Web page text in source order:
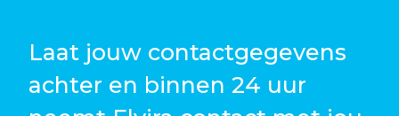
Laat jouw contactgegevens
achter en binnen 24 uur